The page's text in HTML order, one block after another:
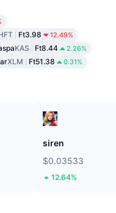
Ft3.98 12.49%
KAS Ft8.44 2.26%
XLM Ft51.38 0.31%
siren
$0.03533
12.64%